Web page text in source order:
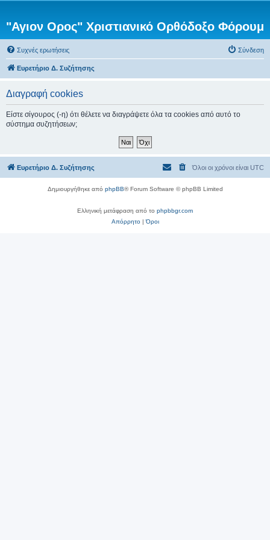
"Αγιον Ορος" Χριστιανικό Ορθόδοξο Φόρουμ
Συχνές ερωτήσεις Σύνδεση
Ευρετήριο Δ. Συζήτησης
Διαγραφή cookies
Είστε σίγουρος (-η) ότι θέλετε να διαγράψετε όλα τα cookies από αυτό το
σύστημα συζητήσεων;
Ευρετήριο Δ. Συζήτησης Όλοι οι χρόνοι είναι UTC
Δημιουργήθηκε από phpBB® Forum Software © phpBB Limited
Ελληνική μετάφραση από το phpbbgr.com
Απόρρητο|Όροι